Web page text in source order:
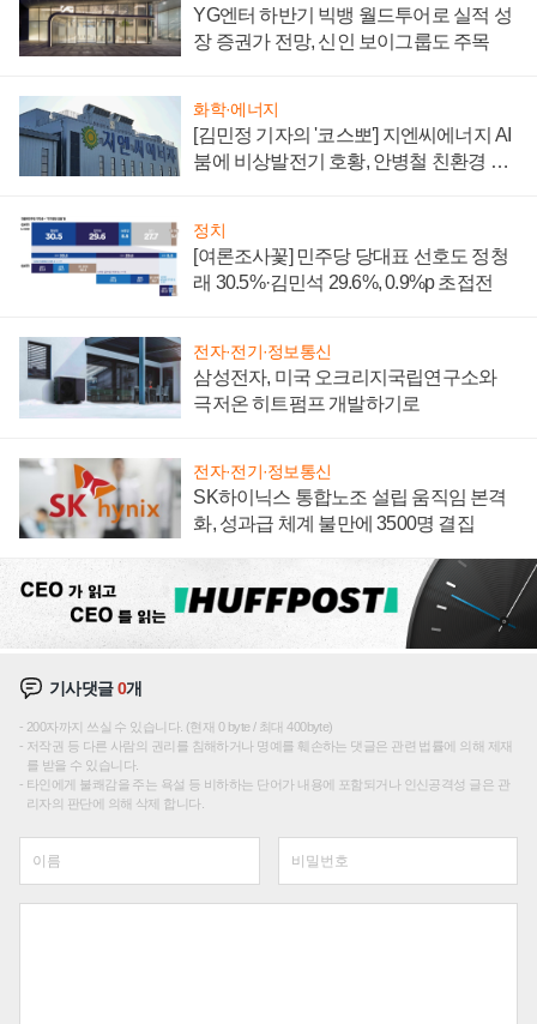
YG엔터 하반기 빅뱅 월드투어로 실적 성
장 증권가 전망, 신인 보이그룹도 주목
화학·에너지
[김민정 기자의 '코스뽀'] 지엔씨에너지 AI
붐에 비상발전기 호황, 안병철 친환경 에
정치
[여론조사꽃] 민주당 당대표 선호도 정청
래 30.5%·김민석 29.6%, 0.9%p 초접전
전자·전기·정보통신
삼성전자, 미국 오크리지국립연구소와
극저온 히트펌프 개발하기로
전자·전기·정보통신
SK하이닉스 통합노조 설립 움직임 본격
화, 성과급 체계 불만에 3500명 결집
기사댓글0개
200자까지 쓰실 수 있습니다. (현재 0 byte / 최대 400byte)
저작권 등 다른 사람의 권리를 침해하거나 명예를 훼손하는 댓글은 관련 법률에 의해 제재
를 받을 수 있습니다.
타인에게 불쾌감을 주는 욕설 등 비하하는 단어가 내용에 포함되거나 인신공격성 글은 관
리자의 판단에 의해 삭제 합니다.